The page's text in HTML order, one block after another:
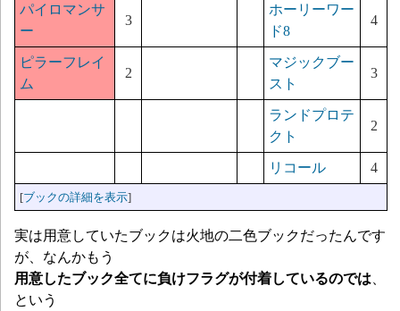
パイロマンサ
ー
3
ホーリーワー
ド8
4
ピラーフレイ
ム
2
マジックブー
スト
3
ランドプロテ
クト
2
リコール 4
[ブックの詳細を表示]
実は用意していたブックは火地の二色ブックだったんです
が、なんかもう
用意したブック全てに負けフラグが付着しているのでは
という